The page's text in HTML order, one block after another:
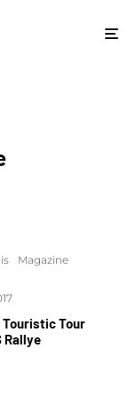
Magazine
Touristic Tour
Rallye